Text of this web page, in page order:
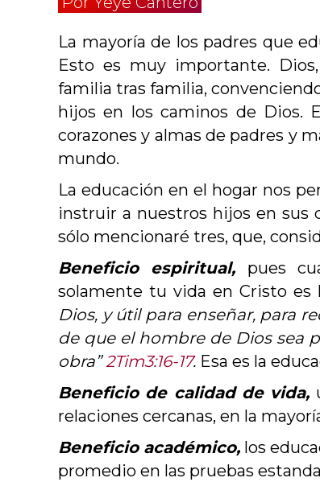
La mayoría de los padres que
Esto es muy importante.
familia tras familia,
hijos en los caminos de Dios.
corazones y almas de padres y
mundo.
La educación en el hogar nos
instruir a nuestros hijos en sus
sólo mencionaré tres, que,
Beneficio espiritual, pues
solamente tu vida en Cristo es
Dios, y útil para enseñar, para
de que el hombre de Dios sea
obra”2Tim3:16-17. Esa es la
Beneficio de calidad de vida,
relaciones cercanas, en la
Beneficio académico, los
promedio en las pruebas